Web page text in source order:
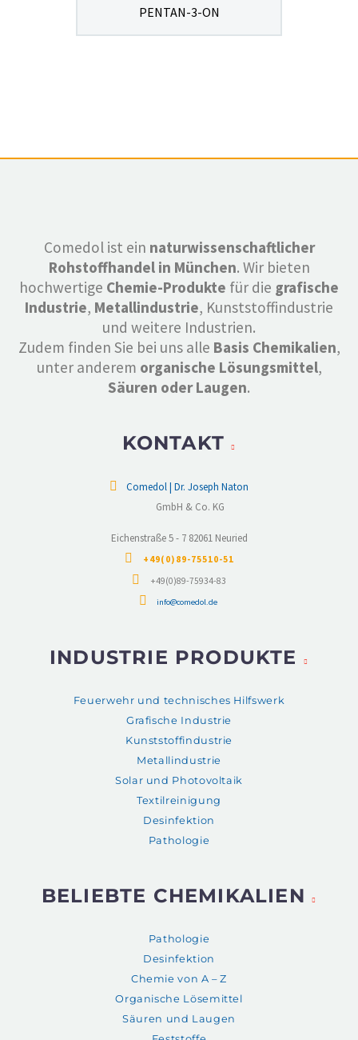
PENTAN-3-ON
Comedol ist ein naturwissenschaftlicher
Rohstoffhandel in München. Wir bieten
hochwertige Chemie-Produkte für die grafische
Industrie, Metallindustrie, Kunststoffindustrie
und weitere Industrien.
Zudem finden Sie bei uns alle Basis Chemikalien,
unter anderem organische Lösungsmittel,
Säuren oder Laugen.
KONTAKT
Comedol | Dr. Joseph Naton
GmbH & Co. KG
Eichenstraße 5 - 7 82061 Neuried
+49(0)89-75510-51
+49(0)89-75934-83
info@comedol.de
INDUSTRIE PRODUKTE
Feuerwehr und technisches Hilfswerk
Grafische Industrie
Kunststoffindustrie
Metallindustrie
Solar und Photovoltaik
Textilreinigung
Desinfektion
Pathologie
BELIEBTE CHEMIKALIEN
Pathologie
Desinfektion
Chemie von A – Z
Organische Lösemittel
Säuren und Laugen